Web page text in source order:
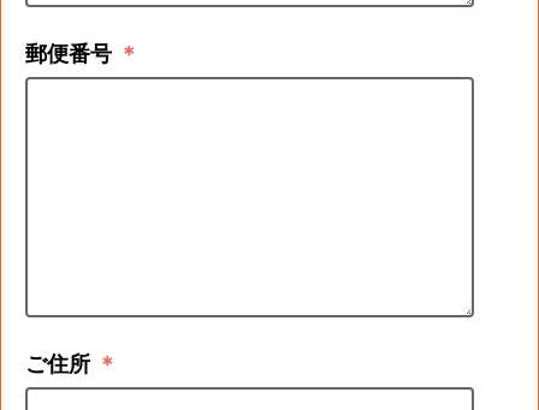
郵便番号 ＊
ご住所 ＊